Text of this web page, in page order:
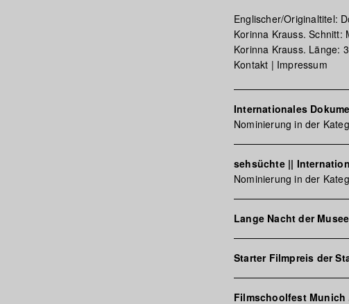
Englischer/Originaltitel:
Korinna Krauss. Schnitt:
Korinna Krauss. Länge:
Kontakt | Impressum
Internationales
Nominierung in der
sehsüchte ||
Nominierung in der
Lange Nacht der
Starter Filmpreis der
Filmschoolfest Munich